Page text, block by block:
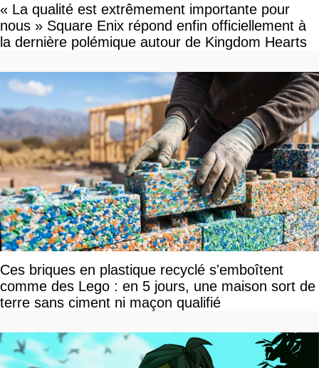
« La qualité est extrêmement importante pour
nous » Square Enix répond enfin officiellement à
la dernière polémique autour de Kingdom Hearts
Ces briques en plastique recyclé s'emboîtent
comme des Lego : en 5 jours, une maison sort de
terre sans ciment ni maçon qualifié